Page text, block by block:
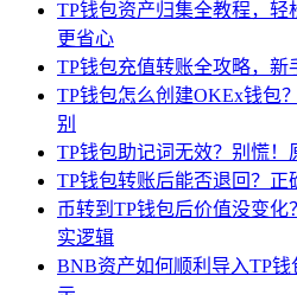
TP钱包资产归集全教程，
更省心
TP钱包充值转账全攻略，
TP钱包怎么创建OKEx钱包
别
TP钱包助记词无效？别慌
TP钱包转账后能否退回？正
币转到TP钱包后价值没变
实逻辑
BNB资产如何顺利导入TP